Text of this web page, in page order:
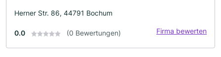
Herner Str. 86, 44791 Bochum
0.0 (0 Bewertungen) Firma bewerten